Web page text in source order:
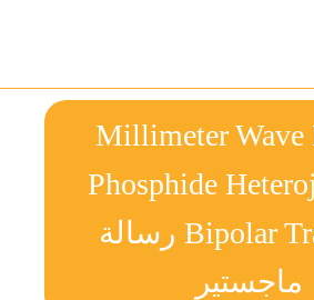
Millimeter Wave
Phosphide
Bipolar Transisto رسالة
ماجستير